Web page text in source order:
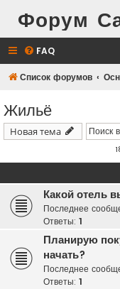
Форум
FAQ
Список форумов
Жильё
Новая тема
Какой отель
Последнее
Ответы: 1
Планирую
начать?
Последнее
Ответы: 1